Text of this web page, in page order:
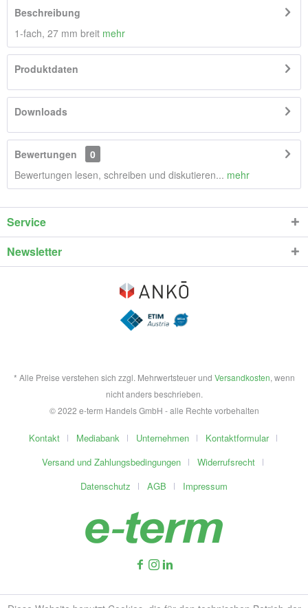
Beschreibung
1-fach, 27 mm breit mehr
Produktdaten
Downloads
Bewertungen
0
Bewertungen lesen, schreiben und diskutieren... mehr
Service
Newsletter
* Alle Preise verstehen sich zzgl. Mehrwertsteuer und Versandkosten, wenn
nicht anders beschrieben.
© 2022 e-term Handels GmbH - alle Rechte vorbehalten
Kontakt Mediabank Unternehmen
Kontaktformular
Versand und Zahlungsbedingungen
Widerrufsrecht
Datenschutz
AGB Impressum